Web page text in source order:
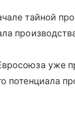
тайной
уже
потенциала